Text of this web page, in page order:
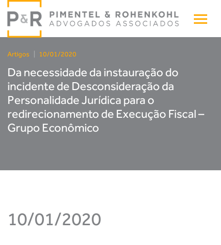
Artigos 10/01/2020
Da necessidade da instauração do
incidente de Desconsideração da
Personalidade Jurídica para o
redirecionamento de Execução Fiscal –
Grupo Econômico
10/01/2020